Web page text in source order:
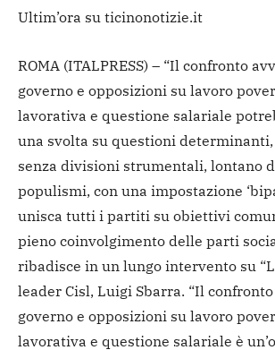
Ultim’ora su ticinonotizie.it
ROMA (ITALPRESS) – “Il confronto
governo e opposizioni su lavoro
lavorativa e questione salariale
una svolta su questioni
senza divisioni strumentali, lontano
populismi, con una impostazione
unisca tutti i partiti su obiettivi
pieno coinvolgimento delle parti
ribadisce in un lungo intervento su
leader Cisl, Luigi Sbarra. “Il
governo e opposizioni su lavoro
lavorativa e questione salariale è